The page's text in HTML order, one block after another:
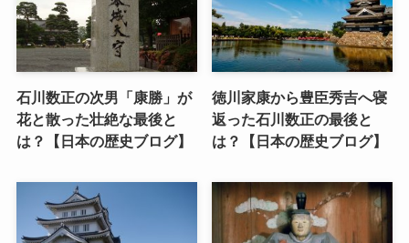
石川数正の次男「康勝」が
花と散った壮絶な最後と
は？【日本の歴史ブログ】
徳川家康から豊臣秀吉へ寝
返った石川数正の最後と
は？【日本の歴史ブログ】